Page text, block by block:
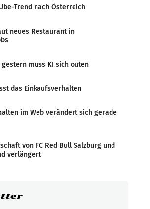
Trend nach Österreich
neues Restaurant in
gestern muss KI sich outen
das Einkaufsverhalten
im Web verändert sich gerade
von FC Red Bull Salzburg und
verlängert